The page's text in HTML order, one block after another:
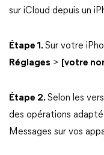
sur iCloud depuis un
Étape 1. Sur votre
Réglages > [votre
Étape 2. Selon les
des opérations
Messages sur vos